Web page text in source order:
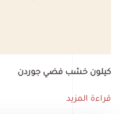
كيلون خشب فضي جوردن
قراءة المزيد